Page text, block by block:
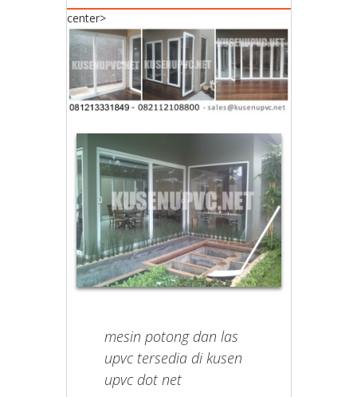
center>
mesin potong dan las
upvc tersedia di kusen
upvc dot net